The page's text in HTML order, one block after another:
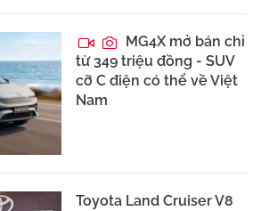
MG4X mở bán chỉ
từ 349 triệu đồng - SUV
cỡ C điện có thể về Việt
Nam
Toyota Land Cruiser V8